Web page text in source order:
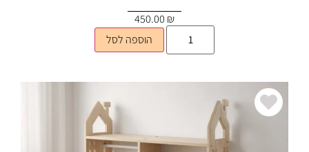
₪
הוספה לסל